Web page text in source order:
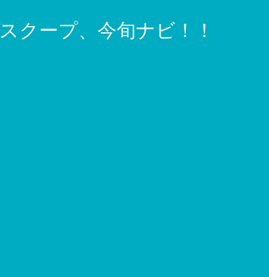
クープ、今旬ナビ！！